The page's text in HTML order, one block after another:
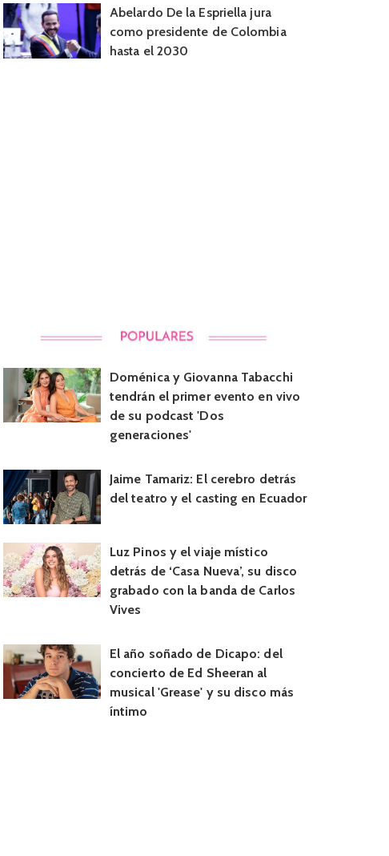
Abelardo De la Espriella jura
como presidente de Colombia
hasta el 2030
Doménica y Giovanna Tabacchi
tendrán el primer evento en vivo
de su podcast 'Dos
generaciones'
Jaime Tamariz: El cerebro detrás
del teatro y el casting en Ecuador
Luz Pinos y el viaje místico
detrás de ‘Casa Nueva’, su disco
grabado con la banda de Carlos
Vives
El año soñado de Dicapo: del
concierto de Ed Sheeran al
musical 'Grease' y su disco más
íntimo